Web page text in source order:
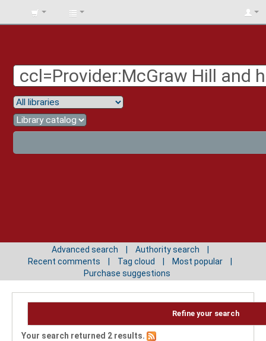
BIBLIOTECA
Advanced search
Authority search
Recent comments
Tag cloud
Most popular
Purchase suggestions
Refine your search
Your search returned 2 results.